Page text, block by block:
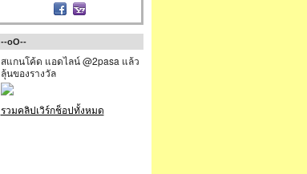
--oO--
สแกนโค้ด แอดไลน์ @2pasa แล้ว
ลุ้นของรางวัล
รวมคลิปเวิร์กช็อปทั้งหมด